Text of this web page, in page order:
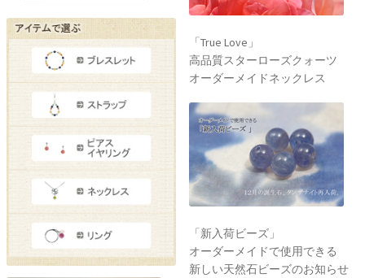
「True Love」
高品質スターローズクォーツ
オーダーメイドネックレス
「新入荷ビーズ」
オーダーメイドで使用できる
新しい天然石ビーズのお知らせ